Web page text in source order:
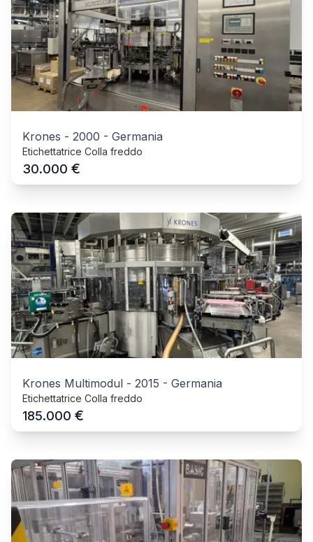
Krones - 2000 - Germania
Etichettatrice Colla freddo
30.000 €
Krones Multimodul - 2015 - Germania
Etichettatrice Colla freddo
185.000 €